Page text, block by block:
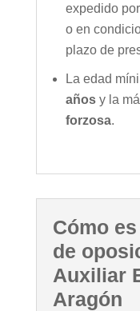
expedido
o en
plazo de
La edad
añosy la
forzosa.
Cómo
de
Auxiliar
Aragón